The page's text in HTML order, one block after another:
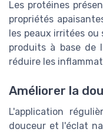
Les protéines
propriétés
les peaux irritées
produits à base de
réduire les
Améliorer la
L'application
douceur et l'éclat